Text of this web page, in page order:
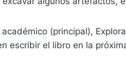
(principal),
escribir el libro en la